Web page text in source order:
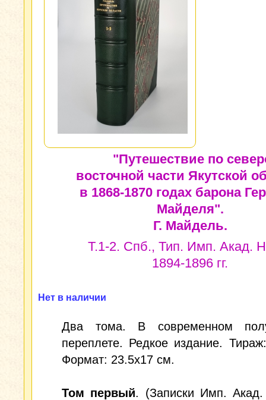
"Путешествие по
восточной части Якутской
в 1868-1870 годах барона
Майделя".
Г. Майдель.
Т.1-2. Спб., Тип. Имп. Акад.
1894-1896 гг.
Нет в наличии
Два тома. В современном
переплете. Редкое издание.
Формат: 23.5x17 см.
Том первый. (Записки Имп.